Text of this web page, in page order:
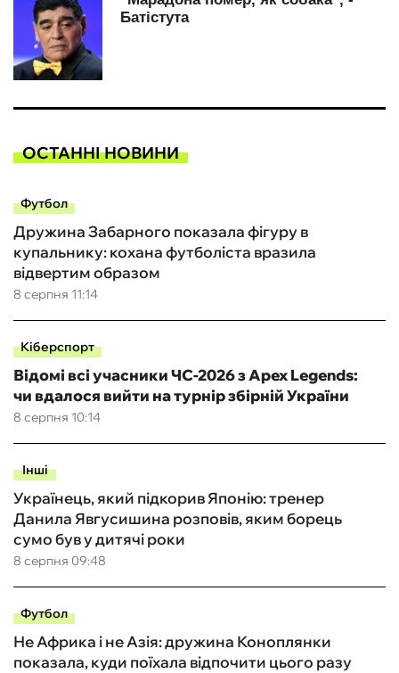
ОСТАННІ НОВИНИ
Футбол
8 серпня 11:14
Дружина Забарного показала фігуру в
купальнику: кохана футболіста вразила
відвертим образом
Кіберспорт
8 серпня 10:14
Відомі всі учасники ЧС-2026 з Apex Legends:
чи вдалося вийти на турнір збірній України
Інші
8 серпня 09:48
Українець, який підкорив Японію: тренер
Данила Явгусишина розповів, яким борець
сумо був у дитячі роки
Футбол
Не Африка і не Азія: дружина Коноплянки
показала, куди поїхала відпочити цього разу